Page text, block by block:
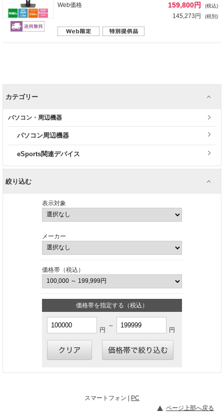
Web価格
159,800円 (税込)
145,273円 (税別)
カテゴリー
パソコン・周辺機器
パソコン周辺機器
eSports関連デバイス
絞り込む
表示対象
メーカー
価格帯（税込）
価格帯を指定する（税込）
円
～
円
スマートフォン | PC
ページ上部へ戻る